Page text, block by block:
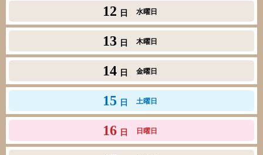
12 日 水曜日
13 日 木曜日
14 日 金曜日
15 日 土曜日
16 日 日曜日